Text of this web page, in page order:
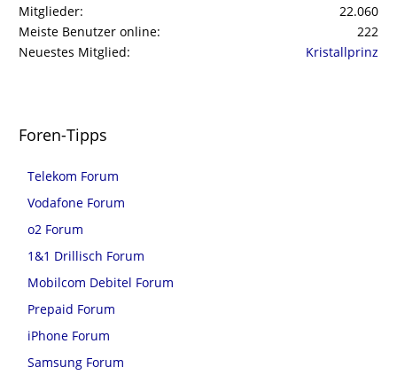
Mitglieder
22.060
Meiste Benutzer online
222
Neuestes Mitglied
Kristallprinz
Foren-Tipps
Telekom Forum
Vodafone Forum
o2 Forum
1&1 Drillisch Forum
Mobilcom Debitel Forum
Prepaid Forum
iPhone Forum
Samsung Forum